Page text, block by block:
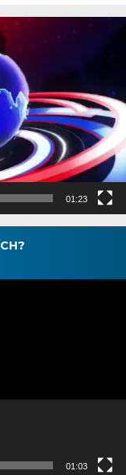
01:23
01:03